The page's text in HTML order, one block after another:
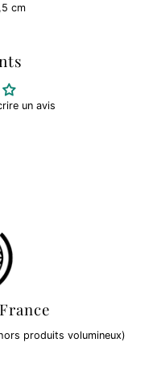
cm
un avis
produits volumineux)